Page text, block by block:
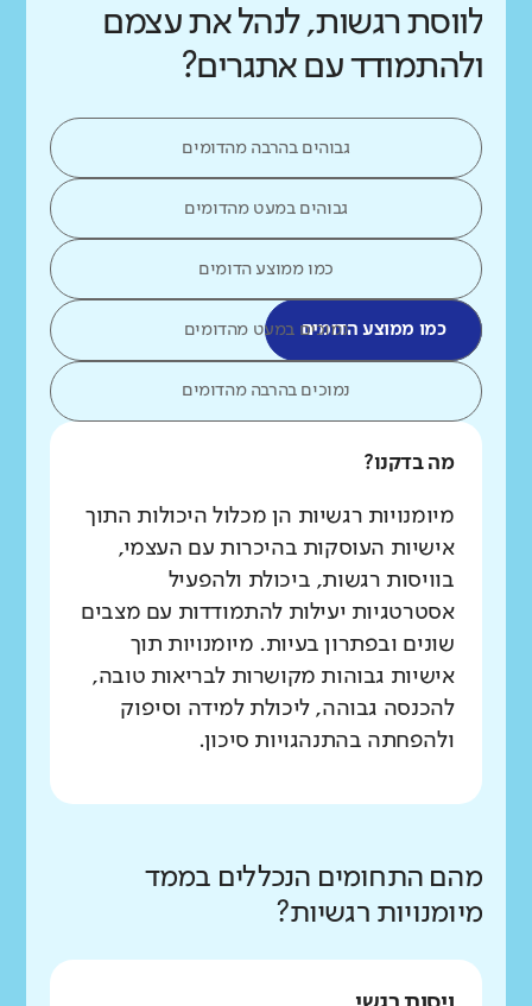
לווסת רגשות, לנהל את עצמם
ולהתמודד עם אתגרים?
גבוהים בהרבה מהדומים
גבוהים במעט מהדומים
כמו ממוצע הדומים
כמו ממוצע הדומיםנמוכים במעט מהדומים
נמוכים בהרבה מהדומים
מה בדקנו?
מיומנויות רגשיות הן מכלול היכולות התוך
אישיות העוסקות בהיכרות עם העצמי,
בוויסות רגשות, ביכולת ולהפעיל
אסטרטגיות יעילות להתמודדות עם מצבים
שונים ובפתרון בעיות. מיומנויות תוך
אישיות גבוהות מקושרות לבריאות טובה,
להכנסה גבוהה, ליכולת למידה וסיפוק
ולהפחתה בהתנהגויות סיכון.
מהם התחומים הנכללים בממד
מיומנויות רגשיות?